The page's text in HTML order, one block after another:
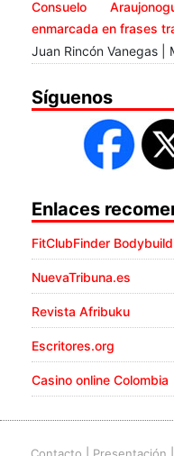
Consuelo
enmarcada en frases
Juan Rincón Vanegas |
Síguenos
Enlaces
FitClubFinder
NuevaTribuna.es
Revista Afribuku
Escritores.org
Casino online Colombia
Contacto Presentación